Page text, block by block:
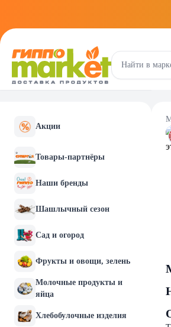
Акции
Товары-партнёры
Наши бренды
Шашлычный сезон
Сад и огород
Фрукты и овощи, зелень
Молочные продукты и
яйца
Хлебобулочные изделия